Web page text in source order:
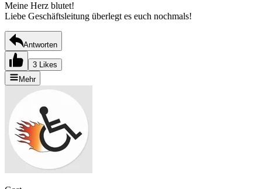
Meine Herz blutet!
Liebe Geschäftsleitung überlegt es euch nochmals!
Antworten
3 Likes
Mehr